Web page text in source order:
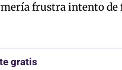
frustra intento de
gratis